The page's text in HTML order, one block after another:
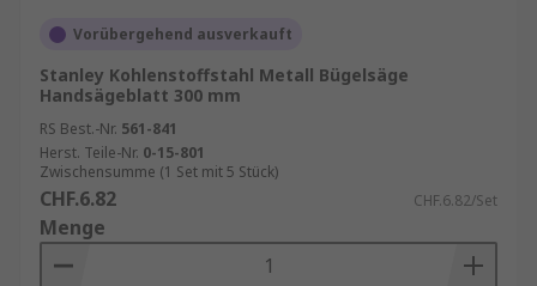
Vorübergehend ausverkauft
Stanley Kohlenstoffstahl Metall Bügelsäge
Handsägeblatt 300 mm
RS Best.-Nr. 561-841
Herst. Teile-Nr. 0-15-801
Zwischensumme (1 Set mit 5 Stück)
CHF.6.82 CHF.6.82/Set
Menge